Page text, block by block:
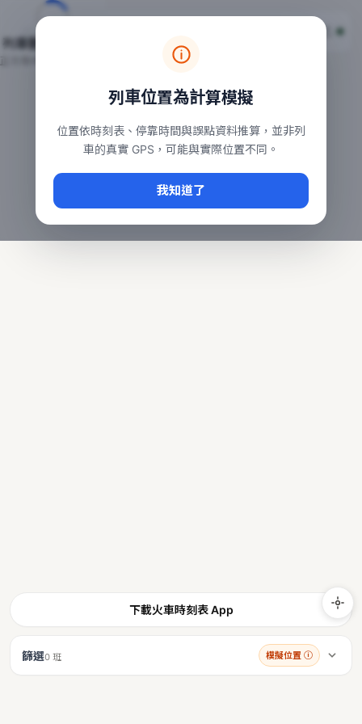
台鐵列車即時位置地圖
本頁顯示目前全台鐵運行中的列車位置，涵蓋自強、普悠瑪、
常用查詢：
、台中車站即時動態
台鐵即時動態
下載火車時刻表 App
篩選0 班 模擬位置 ⓘ
列車位置為計算模擬
位置依時刻表、停靠時間與誤點資料推算，並非列
車的真實 GPS，可能與實際位置不同。
我知道了
列車動態載入中…